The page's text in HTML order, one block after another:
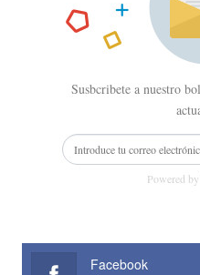
Susbcribete a nuestro
Powered by
Facebook